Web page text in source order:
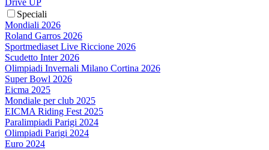
Drive UP
Speciali
Mondiali 2026
Roland Garros 2026
Sportmediaset Live Riccione 2026
Scudetto Inter 2026
Olimpiadi Invernali Milano Cortina 2026
Super Bowl 2026
Eicma 2025
Mondiale per club 2025
EICMA Riding Fest 2025
Paralimpiadi Parigi 2024
Olimpiadi Parigi 2024
Euro 2024